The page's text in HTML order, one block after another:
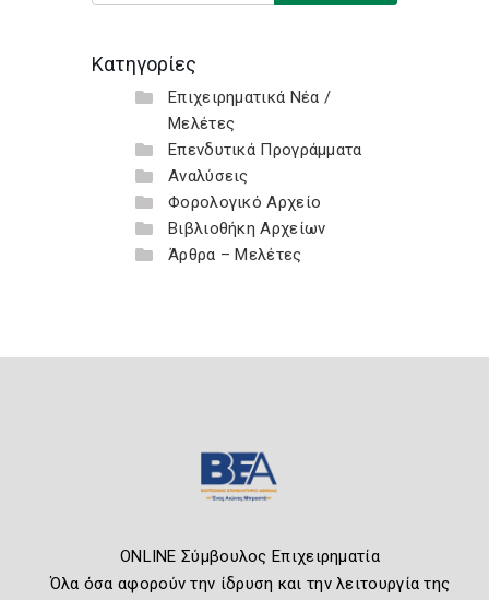
Κατηγορίες
Επιχειρηματικά Νέα /
Μελέτες
Επενδυτικά Προγράμματα
Αναλύσεις
Φορολογικό Αρχείο
Βιβλιοθήκη Αρχείων
Άρθρα – Μελέτες
ONLINE Σύμβουλος Επιχειρηματία
Όλα όσα αφορούν την ίδρυση και την λειτουργία της